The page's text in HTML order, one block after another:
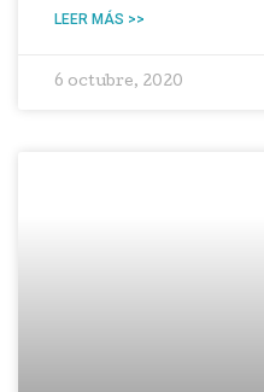
LEER MÁS >>
6 octubre, 2020